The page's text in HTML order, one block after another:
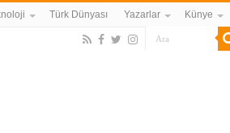
Türk Dünyası Yazarlar Künye